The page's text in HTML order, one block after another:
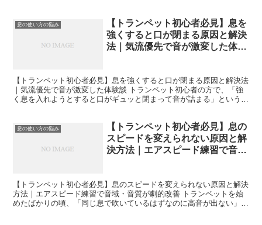
息の使い方の悩み
【トランペット初心者必見】息を
強くすると口が閉まる原因と解決
法｜気流優先で音が激変した体験
【トランペット初心者必見】息を強くすると口が閉まる原因と解決法
｜気流優先で音が激変した体験談 トランペット初心者の方で、「強
く息を入れようとすると口がギュッと閉まって音が詰まる」という悩
息の使い方の悩み
【トランペット初心者必見】息の
スピードを変えられない原因と解
決方法｜エアスピード練習で音
【トランペット初心者必見】息のスピードを変えられない原因と解決
方法｜エアスピード練習で音域・音質が劇的改善 トランペットを始
めたばかりの頃、「同じ息で吹いているはずなのに高音が出ない」